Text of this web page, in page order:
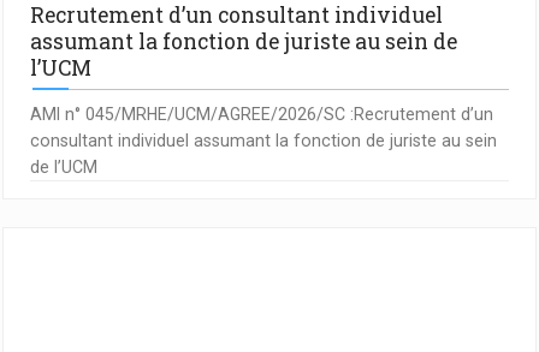
Recrutement d’un consultant individuel
assumant la fonction de juriste au sein de
l’UCM
AMI n° 045/MRHE/UCM/AGREE/2026/SC :Recrutement d’un
consultant individuel assumant la fonction de juriste au sein
de l’UCM